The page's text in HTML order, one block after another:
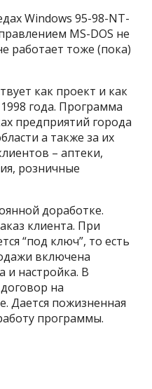
Windows 95-98-NT-
MS-DOS не
работает тоже (пока)
как проект и как
года. Программа
предприятий города
а также за их
– аптеки,
розничные
доработке.
клиента. При
“под ключ”, то есть
включена
и настройка. В
на
Дается пожизненная
программы.